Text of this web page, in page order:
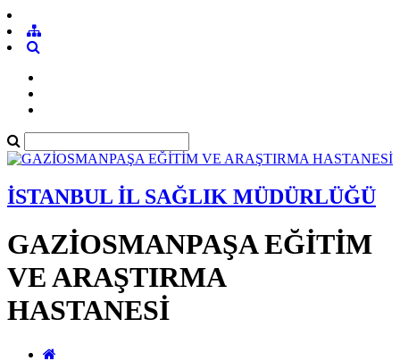
İSTANBUL İL SAĞLIK MÜDÜRLÜĞÜ
GAZİOSMANPAŞA EĞİTİM
VE ARAŞTIRMA
HASTANESİ